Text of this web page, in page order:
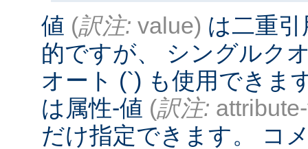
値 (訳注: value) は二重
的ですが、 シングルク
オート (`) も使用できま
は属性-値 (訳注:
だけ指定できます。 コ